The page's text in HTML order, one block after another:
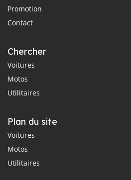
Promotion
Contact
Chercher
Voitures
Motos
Utilitaires
Plan du site
Voitures
Motos
Utilitaires